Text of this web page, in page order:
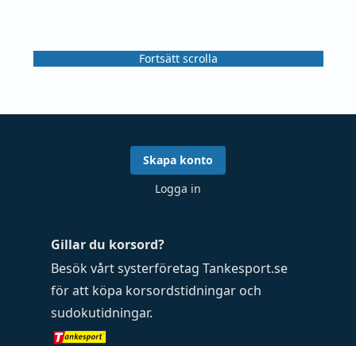
Fortsätt scrolla
Gillar du korsord?
Besök vårt systerföretag Tankesport.se
för att köpa korsordstidningar och
sudokutidningar.
Skapa konto
Logga in